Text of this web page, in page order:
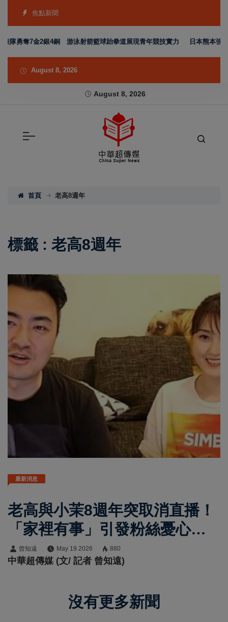
焦點新聞
隊勇奪7金2銀4銅 游泳射箭籃球跆拳道展現青年競技實力 日本熊本強
August 8, 2026
August 8, 2026
首頁 老高8週年
標籤 : 老高8週年
最新消息
老高與小茉8週年突取消直播！
「家裡有事」引發粉絲憂心
AI疑雲與婚變傳聞再延燒
曾知遠 May 19 2026 880
中華超傳媒 (文/ 記者 曾知遠)
沒有更多新聞